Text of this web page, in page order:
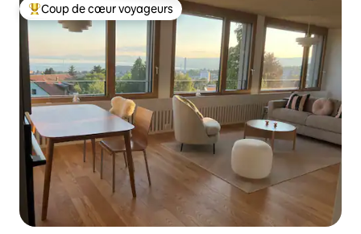
Coups de cœur voyageurs les plus appréciés
Coup de cœur voyageurs